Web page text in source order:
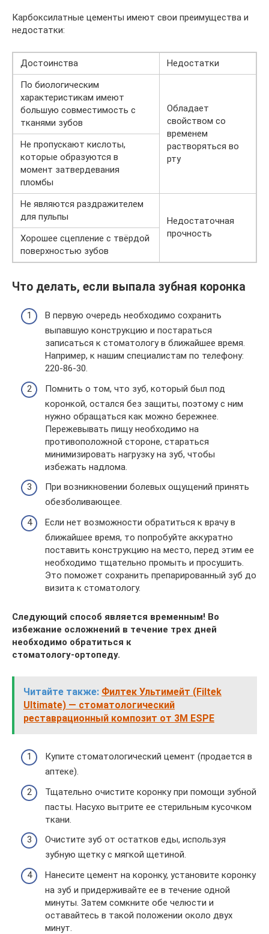
Карбоксилатные цементы имеют свои преимущества и
недостатки:
Достоинства
Недостатки
По биологическим
характеристикам имеют
большую совместимость с
тканями зубов
Обладает
свойством со
временем
растворяться во
рту
Не пропускают кислоты,
которые образуются в
момент затвердевания
пломбы
Не являются раздражителем
для пульпы
Недостаточная
прочность
Хорошее сцепление с твёрдой
поверхностью зубов
Что делать, если выпала зубная коронка
В первую очередь необходимо сохранить
выпавшую конструкцию и постараться
записаться к стоматологу в ближайшее время.
Например, к нашим специалистам по телефону:
220-86-30.
Помнить о том, что зуб, который был под
коронкой, остался без защиты, поэтому с ним
нужно обращаться как можно бережнее.
Пережевывать пищу необходимо на
противоположной стороне, стараться
минимизировать нагрузку на зуб, чтобы
избежать надлома.
При возникновении болевых ощущений принять
обезболивающее.
Если нет возможности обратиться к врачу в
ближайшее время, то попробуйте аккуратно
поставить конструкцию на место, перед этим ее
необходимо тщательно промыть и просушить.
Это поможет сохранить препарированный зуб до
визита к стоматологу.
Следующий способ является временным! Во
избежание осложнений в течение трех дней
необходимо обратиться к
стоматологу-ортопеду.
Читайте также: Филтек Ультимейт (Filtek
Ultimate) — стоматологический
реставрационный композит от 3M ESPE
Купите стоматологический цемент (продается в
аптеке).
Тщательно очистите коронку при помощи зубной
пасты. Насухо вытрите ее стерильным кусочком
ткани.
Очистите зуб от остатков еды, используя
зубную щетку с мягкой щетиной.
Нанесите цемент на коронку, установите коронку
на зуб и придерживайте ее в течение одной
минуты. Затем сомкните обе челюсти и
оставайтесь в такой положении около двух
минут.